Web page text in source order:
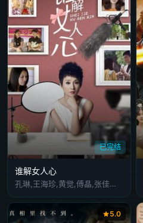
已完结
谁解女人心
孔琳,王海珍,黄觉,傅晶,张佳宁,潘虹,元秋,吴元俊,汤镇业,方安娜,李泽锋,周璞
5.0